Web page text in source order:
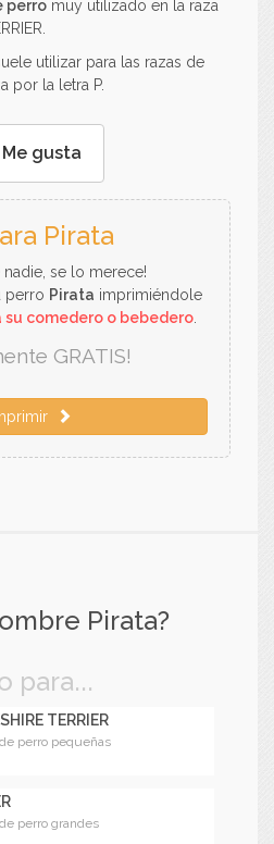
perro muy utilizado en la raza
utilizar para las razas de
por la letra P.
gusta
Pirata
nadie, se lo merece!
perro Pirata imprimiéndole
comedero o bebedero.
GRATIS!
Pirata?
para...
TERRIER
perro pequeñas
perro grandes